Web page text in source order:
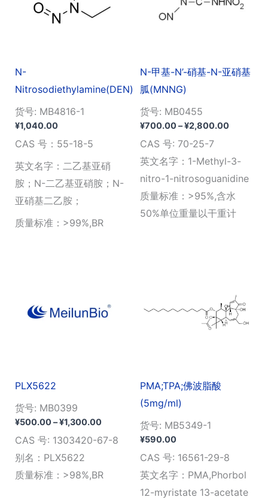
N-
Nitrosodiethylamine(DEN)
货号: MB4816-1
¥1,040.00
CAS 号：55-18-5
英文名字：二乙基亚硝
胺；N-二乙基亚硝胺；N-
亚硝基二乙胺；
质量标准：>99%,BR
N-甲基-N’-硝基-N-亚硝基
胍(MNNG)
货号: MB0455
¥700.00–¥2,800.00价
围：
¥700.00
至
CAS 号: 70-25-7
英文名字：1-Methyl-3-
nitro-1-nitrosoguanidine
质量标准：>95%,含水
50%单位重量以干重计
PLX5622
货号: MB0399
¥500.00–¥1,300.00价
范
至
CAS 号: 1303420-67-8
别名：PLX5622
质量标准：>98%,BR
PMA;TPA;佛波脂酸
(5mg/ml)
货号: MB5349-1
¥590.00
CAS 号: 16561-29-8
英文名字：PMA,Phorbol
12-myristate 13-acetate